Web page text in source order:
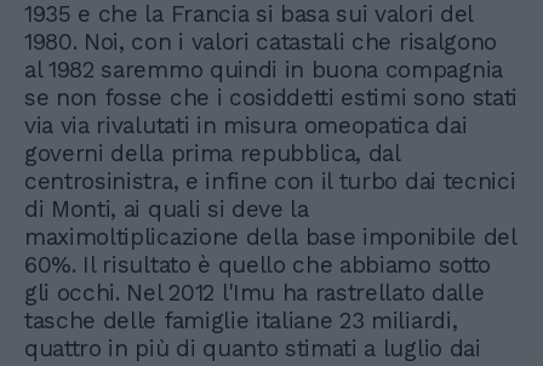
1935 e che la Francia si basa sui valori del
1980. Noi, con i valori catastali che risalgono
al 1982 saremmo quindi in buona compagnia
se non fosse che i cosiddetti estimi sono stati
via via rivalutati in misura omeopatica dai
governi della prima repubblica, dal
centrosinistra, e infine con il turbo dai tecnici
di Monti, ai quali si deve la
maximoltiplicazione della base imponibile del
60%. Il risultato è quello che abbiamo sotto
gli occhi. Nel 2012 l'Imu ha rastrellato dalle
tasche delle famiglie italiane 23 miliardi,
quattro in più di quanto stimati a luglio dai